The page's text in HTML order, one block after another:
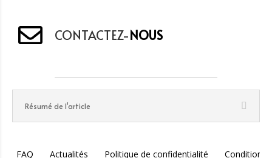
CONTACTEZ-NOUS
Résumé de l'article
FAQ Actualités Politique de confidentialité Conditions